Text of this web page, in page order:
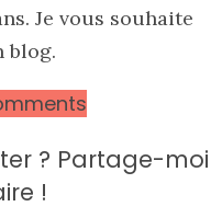
Je vous souhaite
blog.
? Partage-moi
!